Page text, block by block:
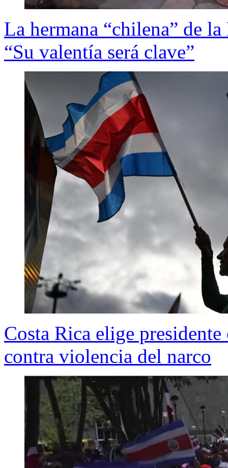
La hermana “chilena” de
“Su valentía será clave”
Costa Rica elige
contra violencia del narco